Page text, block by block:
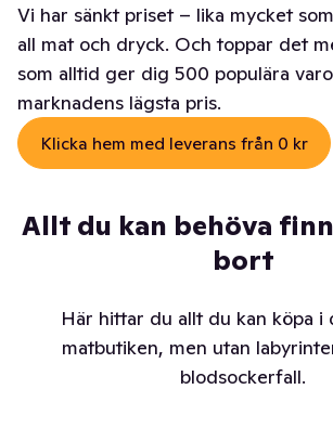
Vi har sänkt priset – lika mycket
all mat och dryck. Och toppar det
som alltid ger dig 500 populära
marknadens lägsta pris.
Klicka hem med leverans från 0 kr
Allt du kan behöva
bort
Här hittar du allt du kan köpa i
matbutiken, men utan
blodsockerfall.